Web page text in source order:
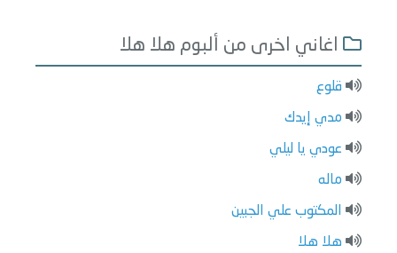
اغاني اخرى من ألبوم هلا هلا
قلوع
مدي إيدك
عودي يا ليلي
ماله
المكتوب علي الجبين
هلا هلا